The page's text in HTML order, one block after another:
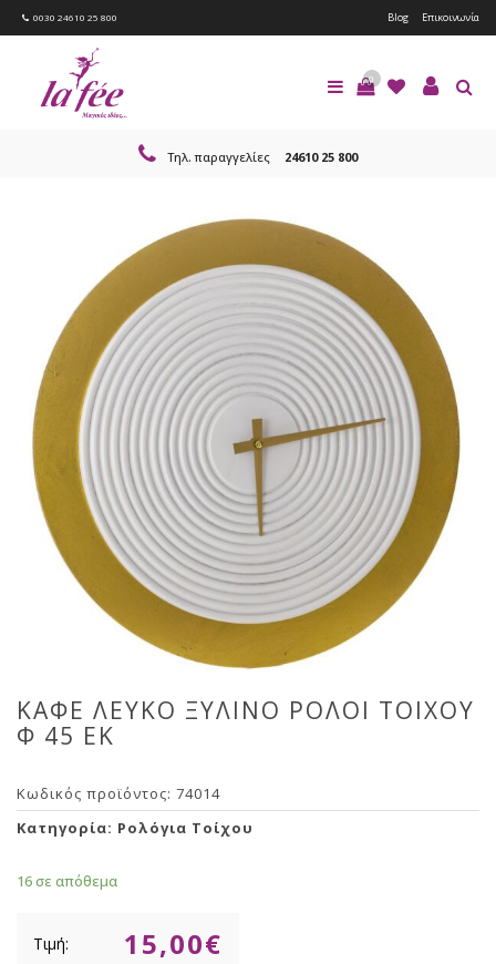
0030 24610 25 800 Blog Επικοινωνία
0
Τηλ. παραγγελίες 24610 25 800
ΚΑΦΕ ΛΕΥΚΟ ΞΥΛΙΝΟ ΡΟΛΟΙ ΤΟΙΧΟΥ
Φ 45 ΕΚ
Κωδικός προϊόντος: 74014
Κατηγορία: Ρολόγια Τοίχου
16 σε απόθεμα
15,00€